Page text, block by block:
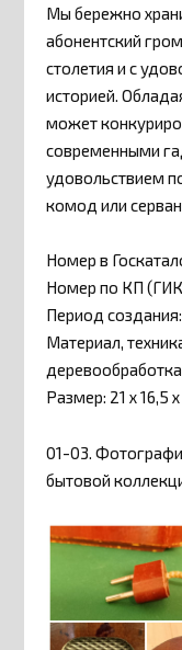
Мы бережно
абонентский
столетия и с
историей.
может
современными
удовольствием
комод или
Номер в
Номер по КП
Период создания:
Материал,
деревообработка
Размер: 21 х 16,5
01-03.
бытовой